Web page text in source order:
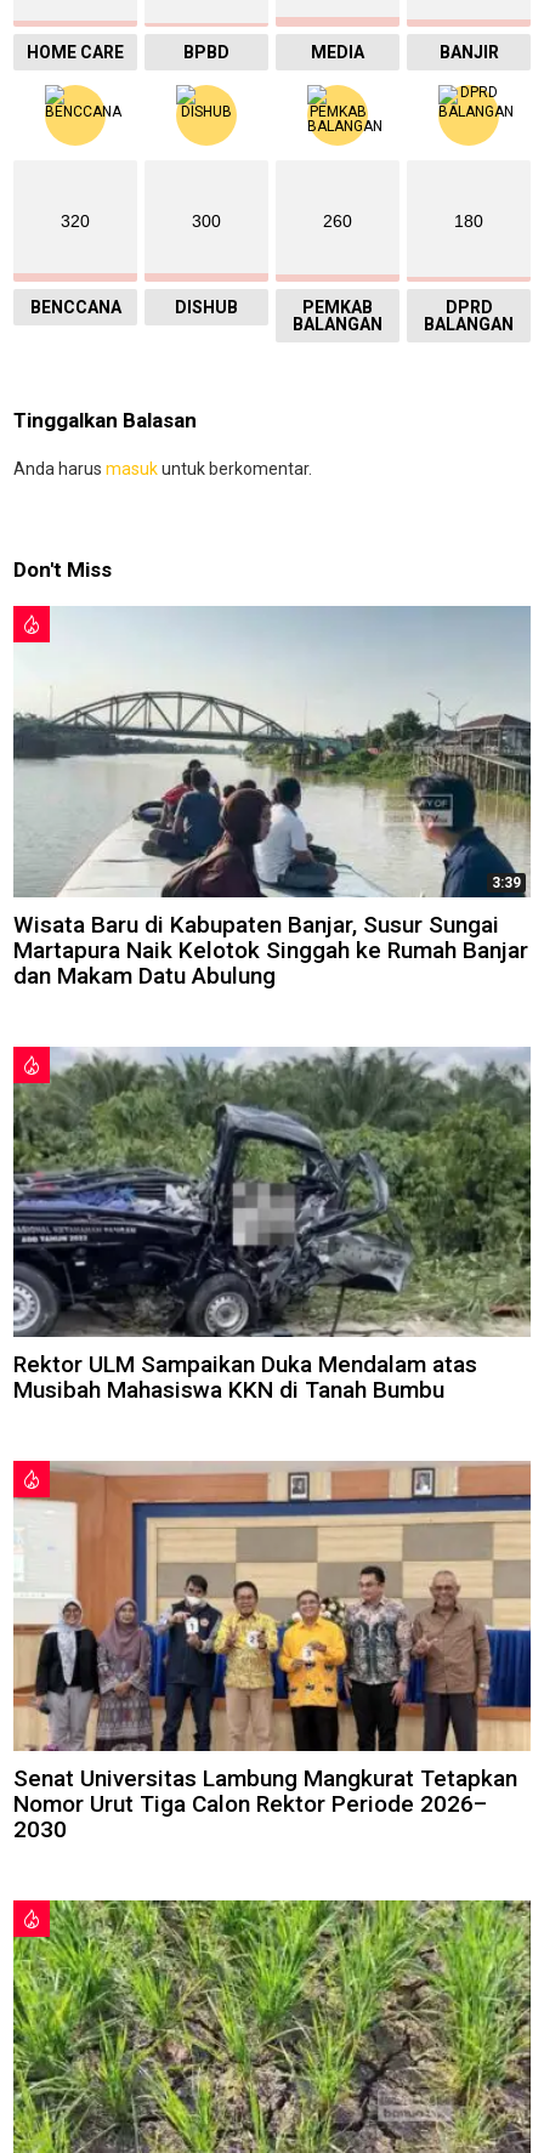
HOME CARE BPBD MEDIA BANJIR
320
BENCCANA
300
DISHUB
260
PEMKAB
BALANGAN
180
DPRD
BALANGAN
Tinggalkan Balasan
Anda harus masukuntuk berkomentar.
Don't Miss
3:39
Wisata Baru di Kabupaten Banjar, Susur Sungai
Martapura Naik Kelotok Singgah ke Rumah Banjar
dan Makam Datu Abulung
Rektor ULM Sampaikan Duka Mendalam atas
Musibah Mahasiswa KKN di Tanah Bumbu
Senat Universitas Lambung Mangkurat Tetapkan
Nomor Urut Tiga Calon Rektor Periode 2026–
2030